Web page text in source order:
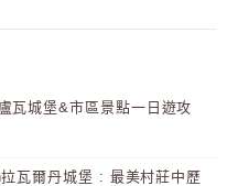
瓦城堡&市區景點一日遊攻
瓦爾丹城堡 : 最美村莊中歷